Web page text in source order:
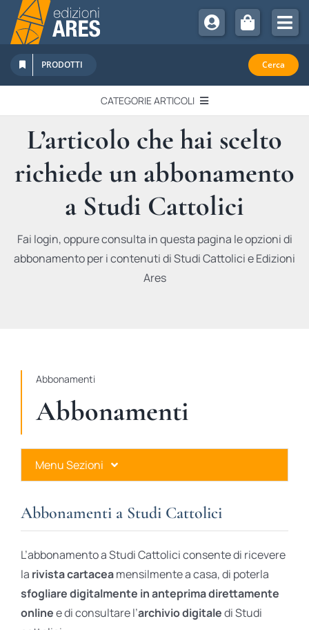
Salta
contenuto
Chi Siamo
Sostienici
Abbonamenti
Promozioni
Newsletter
PRODOTTI Cerca
CATEGORIE ARTICOLI
EDITORIALI
IN QUESTO NUMERO
RECENSIONI
L’articolo che hai scelto
richiede un abbonamento
a Studi Cattolici
Fai login, oppure consulta in questa pagina le opzioni di
abbonamento per i contenuti di Studi Cattolici e Edizioni
Ares
Abbonamenti
Abbonamenti
Menu Sezioni
Ares Gold
Ares Digital
Ares Gift Card
Abbonamenti a Studi Cattolici
L’abbonamento a Studi Cattolici consente di ricevere
la rivista cartaceamensilmente a casa, di poterla
sfogliare digitalmente in anteprima direttamente
onlinee di consultare l’archivio digitaledi Studi